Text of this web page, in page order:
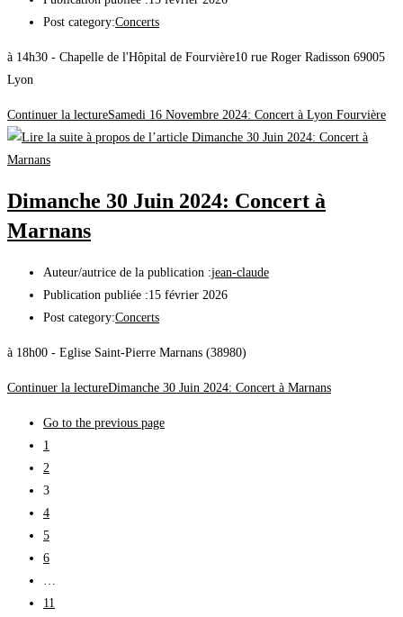
Post category:Concerts
à 14h30 - Chapelle de l'Hôpital de Fourvière10 rue Roger Radisson 69005
Lyon
Continuer la lectureSamedi 16 Novembre 2024: Concert à Lyon Fourvière
Dimanche 30 Juin 2024: Concert à
Marnans
Auteur/autrice de la publication :jean-claude
Publication publiée :15 février 2026
Post category:Concerts
à 18h00 - Eglise Saint-Pierre Marnans (38980)
Continuer la lectureDimanche 30 Juin 2024: Concert à Marnans
Go to the previous page
1
2
3
4
5
6
11